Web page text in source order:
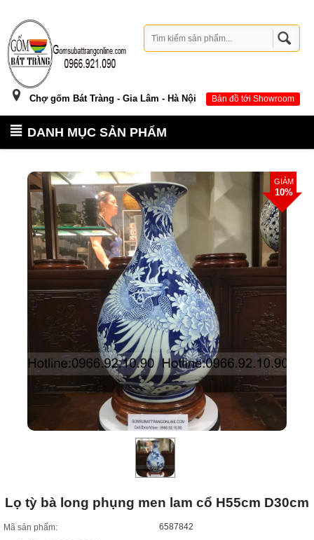
Chợ gốm Bát Tràng - Gia Lâm - Hà Nội Bản đồ tới Showroom
DANH MỤC SẢN PHẨM
GIẢM
10%
Lọ tỳ bà long phụng men lam cổ H55cm D30cm
Mã sản phẩm: 6587842